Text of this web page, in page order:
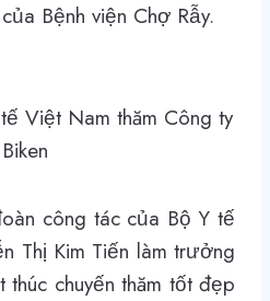
Bệnh viện Chợ Rẫy.
Việt Nam thăm Công ty
Biken
công tác của Bộ Y tế
Thị Kim Tiến làm trưởng
chuyến thăm tốt đẹp